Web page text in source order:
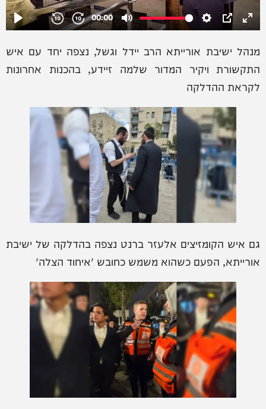
מנהל ישיבת אורייתא הרב יידל וגשל, נצפה יחד עם איש
התקשורת ויקיר המדור שלמה זיידע, בהכנות אחרונות
לקראת ההדלקה
גם איש הקומזיצים אלעזר ברנט נצפה בהדלקה של ישיבת
אורייתא, הפעם כשהוא משמש כחובש 'איחוד הצלה'